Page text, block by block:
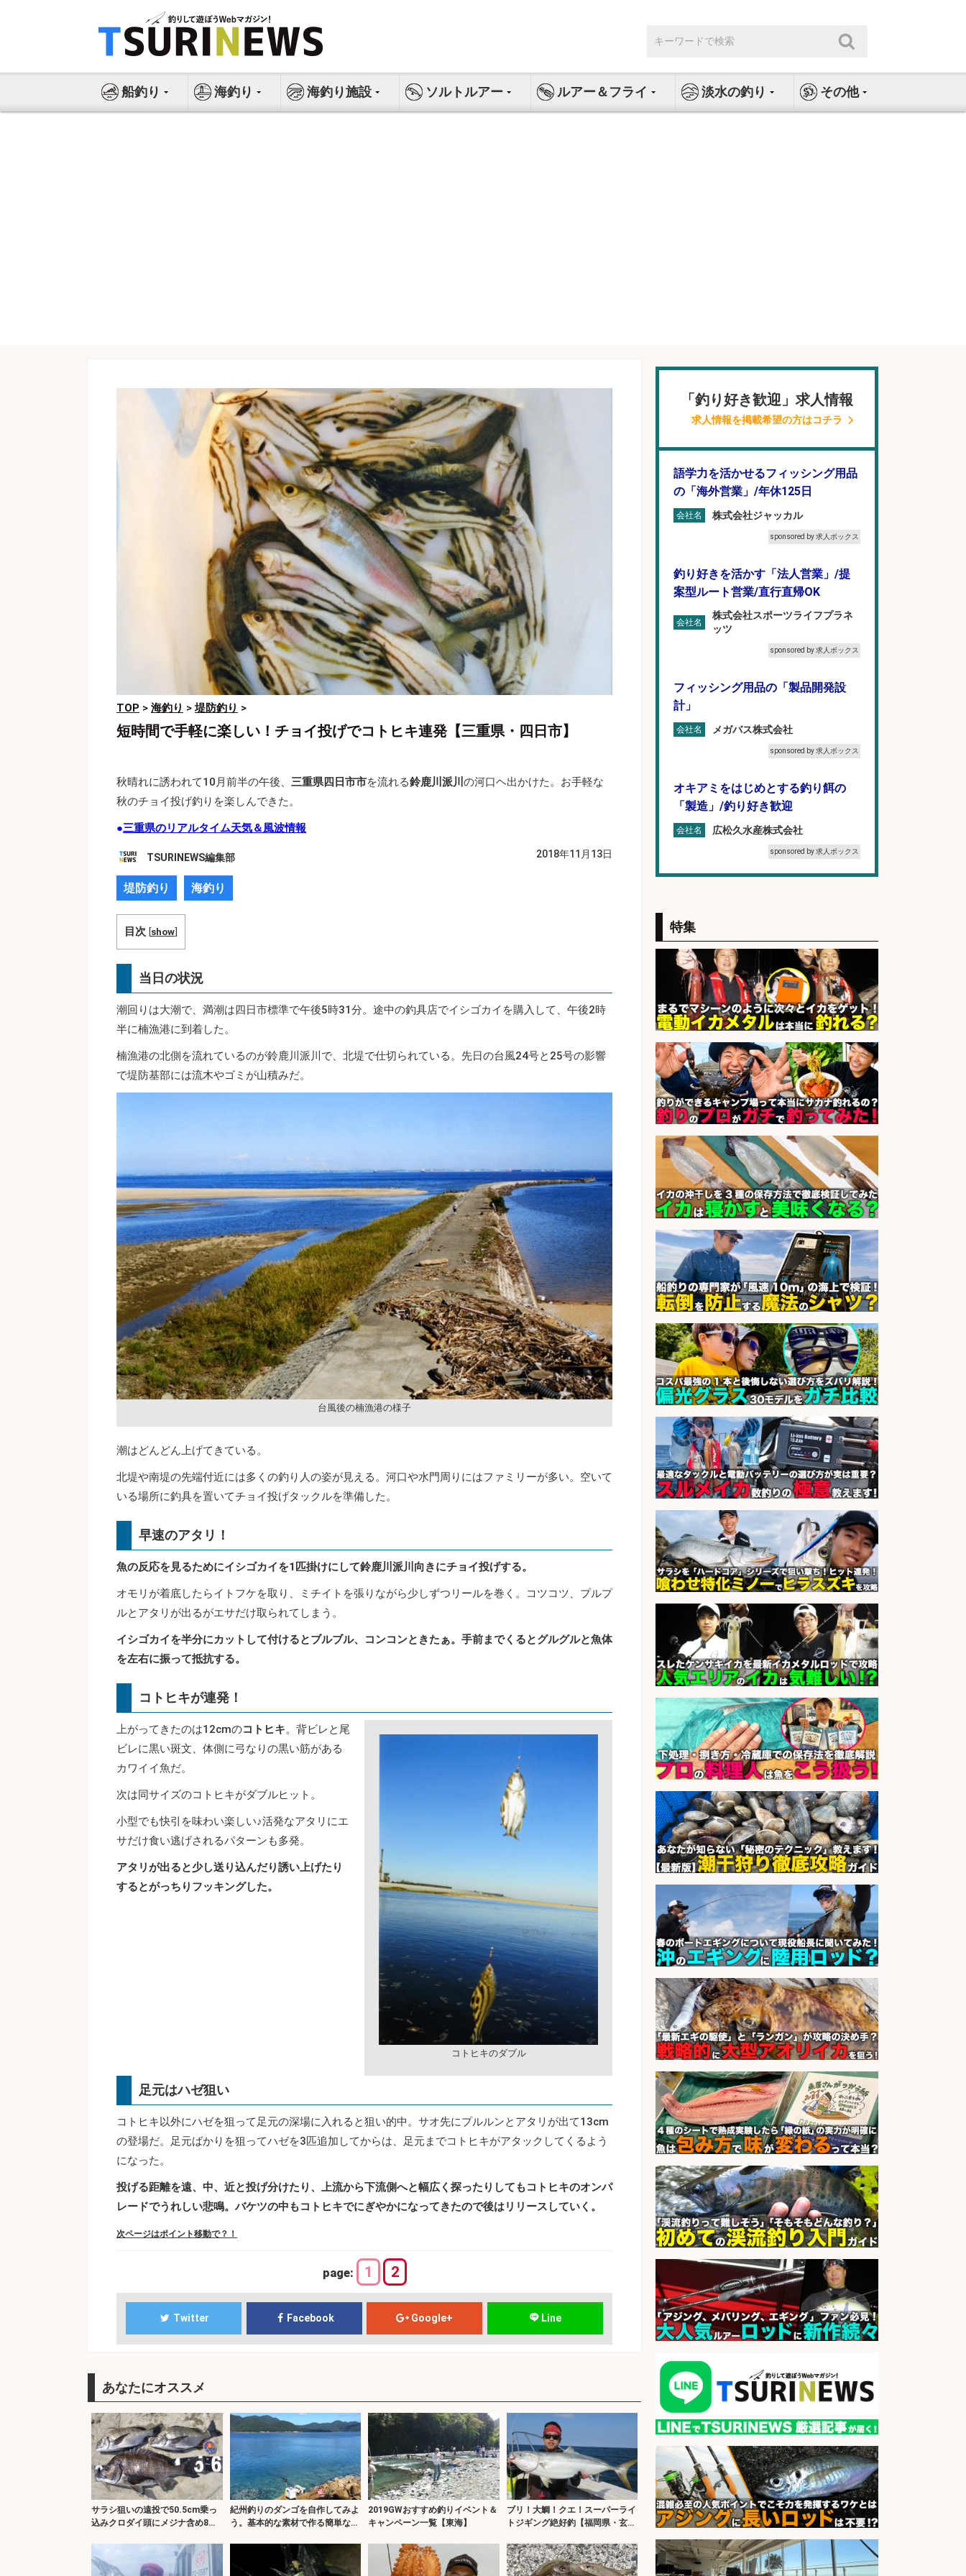
ス
索:
船釣り 海釣り 海釣り施設 ソルトルアー ルアー＆フライ 淡水の釣り その他
TOP > 海釣り >堤防釣り >
短時間で手軽に楽しい！チョイ投げでコトヒキ連発【三重県・四日市】
秋晴れに誘われて10月前半の午後、 三重県四日市市を流れる鈴鹿川派川 の河口ヘ出かけた。お手軽な
秋のチョイ投げ釣りを楽しんできた。
●三重県のリアルタイム天気＆風波情報
TSURINEWS編集部 2018年11月13日
堤防釣り 海釣り
目次 [show]
当日の状況
潮回りは大潮で、満潮は四日市標準で午後5時31分。途中の釣具店でイシゴカイを購入して、午後2時
半に楠漁港に到着した。
楠漁港の北側を流れているのが鈴鹿川派川で、北堤で仕切られている。先日の台風24号と25号の影響
で堤防基部には流木やゴミが山積みだ。
台風後の楠漁港の様子
潮はどんどん上げてきている。
北堤や南堤の先端付近には多くの釣り人の姿が見える。河口や水門周りにはファミリーが多い。空いて
いる場所に釣具を置いてチョイ投げタックルを準備した。
早速のアタリ！
魚の反応を見るためにイシゴカイを1匹掛けにして鈴鹿川派川向きにチョイ投げする。
オモリが着底したらイトフケを取り、ミチイトを張りながら少しずつリールを巻く。コツコツ、プルプ
ルとアタリが出るがエサだけ取られてしまう。
イシゴカイを半分にカットして付けるとブルブル、コンコンときたぁ。手前までくるとグルグルと魚体
を左右に振って抵抗する。
コトヒキが連発！
コトヒキのダブル
上がってきたのは12cmのコトヒキ。背ビレと尾
ビレに黒い斑文、体側に弓なりの黒い筋がある
カワイイ魚だ。
次は同サイズのコトヒキがダブルヒット。
小型でも快引を味わい楽しい♪活発なアタリにエ
サだけ食い逃げされるパターンも多発。
アタリが出ると少し送り込んだり誘い上げたり
するとがっちりフッキングした。
足元はハゼ狙い
コトヒキ以外にハゼを狙って足元の深場に入れると狙い的中。サオ先にプルルンとアタリが出て13cm
の登場だ。足元ばかりを狙ってハゼを3匹追加してからは、足元までコトヒキがアタックしてくるよう
になった。
投げる距離を遠、中、近と投げ分けたり、上流から下流側へと幅広く探ったりしてもコトヒキのオンパ
レードでうれしい悲鳴。バケツの中もコトヒキでにぎやかになってきたので後はリリースしていく。
次ページはポイント移動で？！
page: 1 2
Twitter Facebook Google+ Line
あなたにオススメ
サラシ狙いの遠投で50.5cm乗っ
込みクロダイ頭にメジナ含め8
紀州釣りのダンゴを自作してみよ
う。基本的な素材で作る簡単な紀
2019GWおすすめ釣りイベント＆
キャンペーン一覧【東海】
ブリ！大鯛！クエ！スーパーライ
トジギング絶好釣【福岡県・玄界
「釣り好き歓迎」求人情報
求人情報を掲載希望の方はコチラ
語学力を活かせるフィッシング用品
の「海外営業」/年休125日
会社名 株式会社ジャッカル
sponsored by 求人ボックス
釣り好きを活かす「法人営業」/提
案型ルート営業/直行直帰OK
会社名
株式会社スポーツライフプラネ
ッツ
sponsored by 求人ボックス
フィッシング用品の「製品開発設
計」
会社名 メガバス株式会社
sponsored by 求人ボックス
オキアミをはじめとする釣り餌の
「製造」/釣り好き歓迎
会社名 広松久水産株式会社
sponsored by 求人ボックス
ッツ
sponsored by 求人ボックス
福岡/未経験歓迎「ルート営業」/釣
り好き歓迎/インセンティブ
会社名 広松久水産株式会社
sponsored by 求人ボックス
福岡「現場監督」/釣り好き歓迎/残
業10時間/経験者歓迎
会社名 広松久水産株式会社
sponsored by 求人ボックス
8月開始/釣り具メーカーでの営業ア
シスタントのお仕事/残業なし/即日
勤務可/営業事務/軽作業
会社名 株式会社パソナ
sponsored by 求人ボックス
経験者歓迎魚の「製造加工スタッ
フ」/船橋勤務/シフト制
会社名 株式会社一光園
sponsored by 求人ボックス
香川県のおいしい魚を届ける「提
案・加工の工程管理」未経験OK
会社名 株式会社高松東魚市場
sponsored by 求人ボックス
さらに求人情報を見る
特集